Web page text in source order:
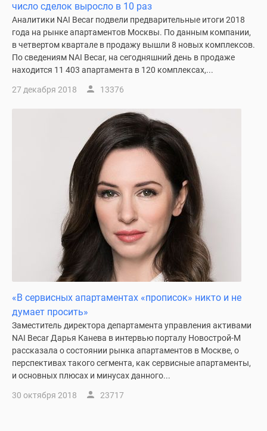
коттеджные
поселки
Строящиеся
коттеджные
поселки
поселки
Коттеджи
Скидки
акции
Макс
число сделок выросло в 10 раз
Аналитики NAI Becar подвели предварительные итоги 2018
года на рынке апартаментов Москвы. По данным компании,
в четвертом квартале в продажу вышли 8 новых комплексов.
По сведениям NAI Becar, на сегодняшний день в продаже
находится 11 403 апартамента в 120 комплексах,...
27 декабря 2018 13376
«В сервисных апартаментах «прописок» никто и не
думает просить»
Заместитель директора департамента управления активами
NAI Becar Дарья Канева в интервью порталу Новострой-М
рассказала о состоянии рынка апартаментов в Москве, о
перспективах такого сегмента, как сервисные апартаменты,
и основных плюсах и минусах данного...
30 октября 2018 23717